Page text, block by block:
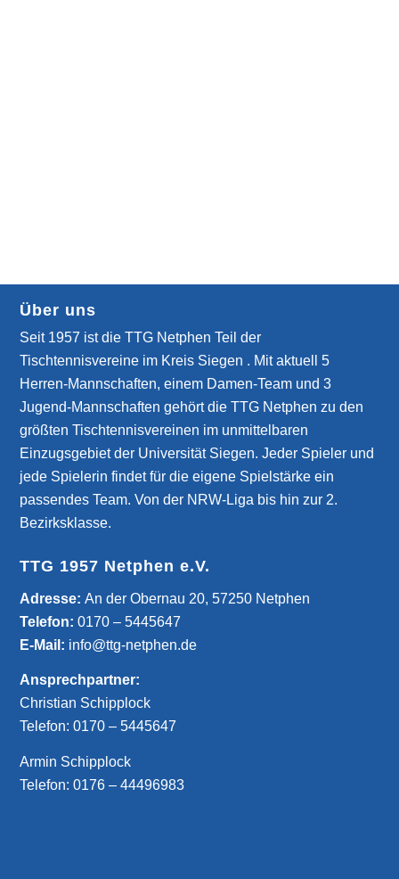
Über uns
Seit 1957 ist die TTG Netphen Teil der
Tischtennisvereine im Kreis Siegen . Mit aktuell 5
Herren-Mannschaften, einem Damen-Team und 3
Jugend-Mannschaften gehört die TTG Netphen zu den
größten Tischtennisvereinen im unmittelbaren
Einzugsgebiet der Universität Siegen. Jeder Spieler und
jede Spielerin findet für die eigene Spielstärke ein
passendes Team. Von der NRW-Liga bis hin zur 2.
Bezirksklasse.
TTG 1957 Netphen e.V.
­Adresse:An der Obernau 20, 57250 Netphen
Telefon:0170 – 5445647
E-Mail: info@ttg-netphen.de
Ansprechpartner:
Christian Schipplock
Telefon:0170 – 5445647
Armin Schipplock
Telefon:0176 – 44496983